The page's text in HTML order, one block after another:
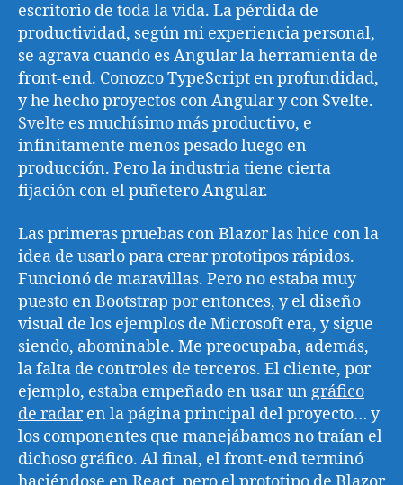
escritorio de toda la vida. La pérdida de
productividad, según mi experiencia personal,
se agrava cuando es Angular la herramienta de
front-end. Conozco TypeScript en profundidad,
y he hecho proyectos con Angular y con Svelte.
Svelte es muchísimo más productivo, e
infinitamente menos pesado luego en
producción. Pero la industria tiene cierta
fijación con el puñetero Angular.
Las primeras pruebas con Blazor las hice con la
idea de usarlo para crear prototipos rápidos.
Funcionó de maravillas. Pero no estaba muy
puesto en Bootstrap por entonces, y el diseño
visual de los ejemplos de Microsoft era, y sigue
siendo, abominable. Me preocupaba, además,
la falta de controles de terceros. El cliente, por
ejemplo, estaba empeñado en usar un gráfico
de radaren la página principal del proyecto… y
los componentes que manejábamos no traían el
dichoso gráfico. Al final, el front-end terminó